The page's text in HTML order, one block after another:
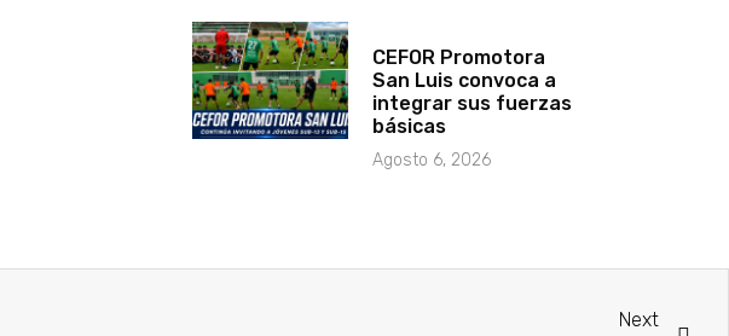
CEFOR Promotora
San Luis convoca a
integrar sus fuerzas
básicas
Agosto 6, 2026
Next